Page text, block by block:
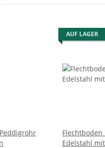
AUF LAGER
Edelstahl